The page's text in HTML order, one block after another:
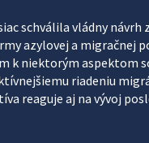
schválila vládny
azylovej a migračnej
k niektorým aspektom
riadeniu
reaguje aj na vývoj